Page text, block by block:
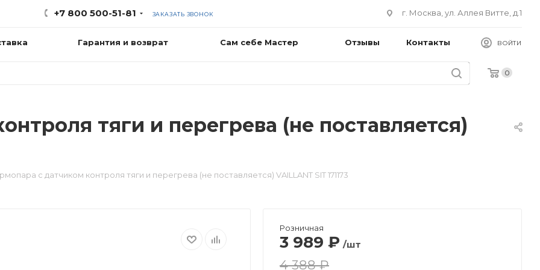
+7 800 500-51-81 ЗАКАЗАТЬ ЗВОНОК г. Москва, ул. Аллея Витте, д.1
Гарантия и возврат Сам себе Мастер Отзывы Контакты ВОЙТИ
0
тяги и перегрева (не поставляется)
с датчиком контроля тяги и перегрева (не поставляется) VAILLANT SIT 171173
Розничная
3 989 ₽ /шт
4 388 ₽